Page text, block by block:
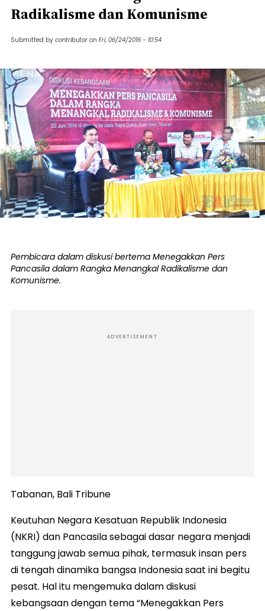
Radikalisme dan Komunisme
Submitted by contributor on Fri, 06/24/2016 - 10:54
Pembicara dalam diskusi bertema Menegakkan Pers
Pancasila dalam Rangka Menangkal Radikalisme dan
Komunisme.
ADVERTISEMENT
Tabanan, Bali Tribune
Keutuhan Negara Kesatuan Republik Indonesia
(NKRI) dan Pancasila sebagai dasar negara menjadi
tanggung jawab semua pihak, termasuk insan pers
di tengah dinamika bangsa Indonesia saat ini begitu
pesat. Hal itu mengemuka dalam diskusi
kebangsaan dengan tema “Menegakkan Pers